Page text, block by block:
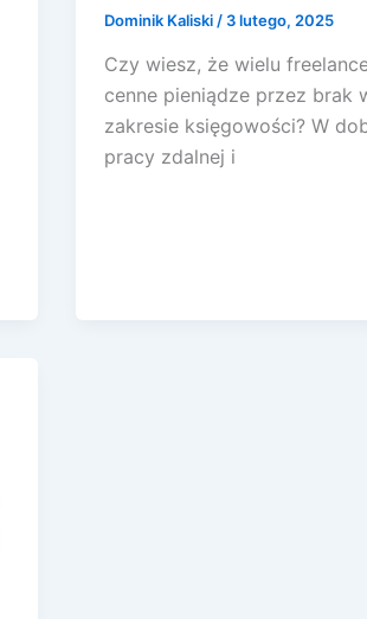
Dominik Kaliski / 3 lutego, 2025
Czy wiesz, że wielu
cenne pieniądze przez brak
zakresie księgowości? W
pracy zdalnej i